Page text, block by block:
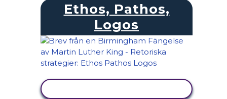
Ethos, Pathos,
Logos